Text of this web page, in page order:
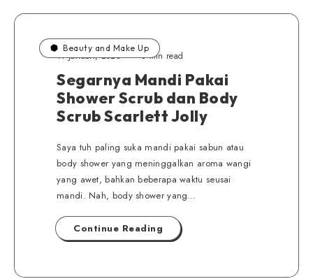
Beauty and Make Up
11 Januari, 2023 8 min read
Segarnya Mandi Pakai
Shower Scrub dan Body
Scrub Scarlett Jolly
Saya tuh paling suka mandi pakai sabun atau
body shower yang meninggalkan aroma wangi
yang awet, bahkan beberapa waktu seusai
mandi. Nah, body shower yang…
Continue Reading